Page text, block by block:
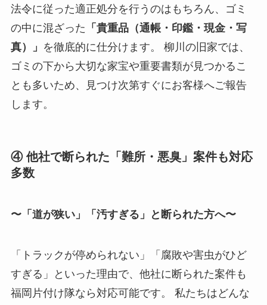
法令に従った適正処分を行うのはもちろん、ゴミ
の中に混ざった 「貴重品（通帳・印鑑・現金・写
真）」 を徹底的に仕分けます。 柳川の旧家では、
ゴミの下から大切な家宝や重要書類が見つかるこ
とも多いため、見つけ次第すぐにお客様へご報告
します。
④ 他社で断られた「難所・悪臭」案件も対応
多数
〜「道が狭い」「汚すぎる」と断られた方へ〜
「トラックが停められない」「腐敗や害虫がひど
すぎる」といった理由で、他社に断られた案件も
福岡片付け隊なら対応可能です。 私たちはどんな